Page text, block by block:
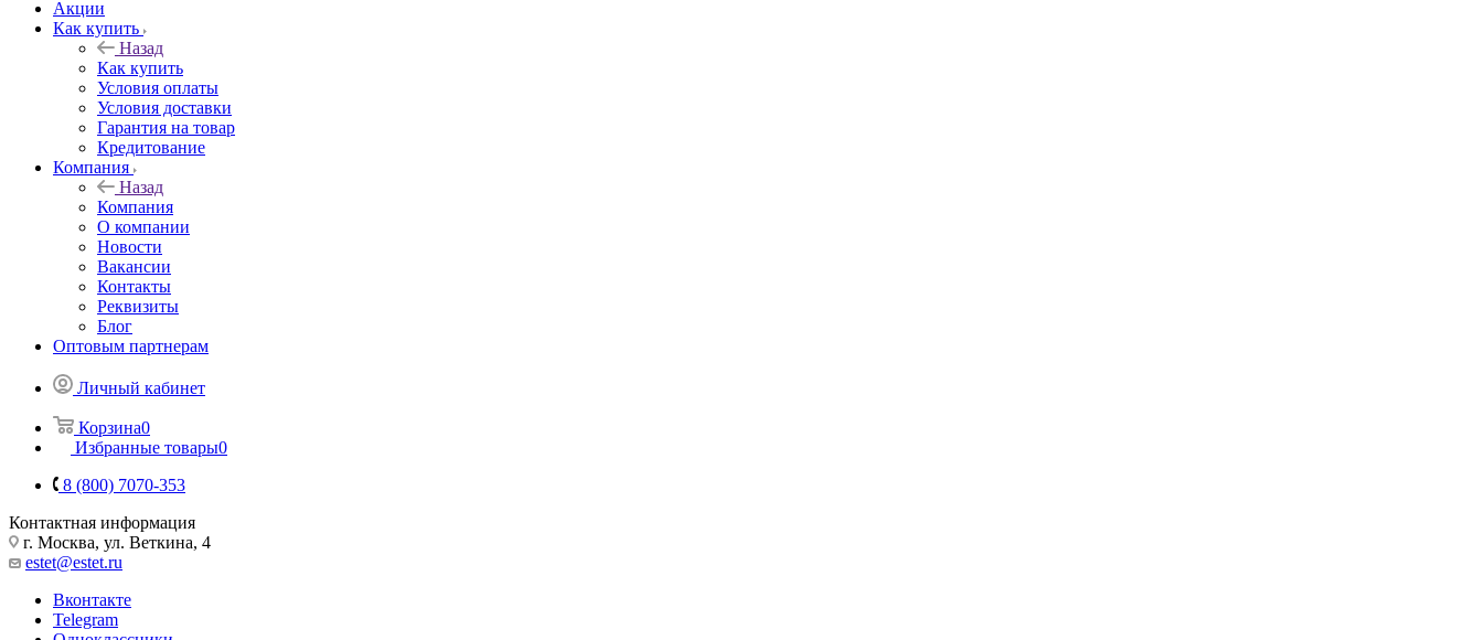
Акции
Как купить
Назад
Как купить
Условия оплаты
Условия доставки
Гарантия на товар
Кредитование
Компания
Назад
Компания
О компании
Новости
Вакансии
Контакты
Реквизиты
Блог
Оптовым партнерам
Личный кабинет
Корзина0
Избранные товары0
8 (800) 7070-353
Контактная информация
г. Москва, ул. Веткина, 4
estet@estet.ru
Вконтакте
Telegram